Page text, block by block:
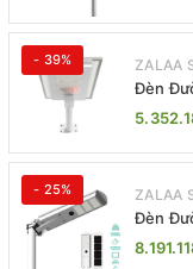
- 39% ZALAA
Đèn
ZL-
- 25% ZALAA
Đèn
ZALAA